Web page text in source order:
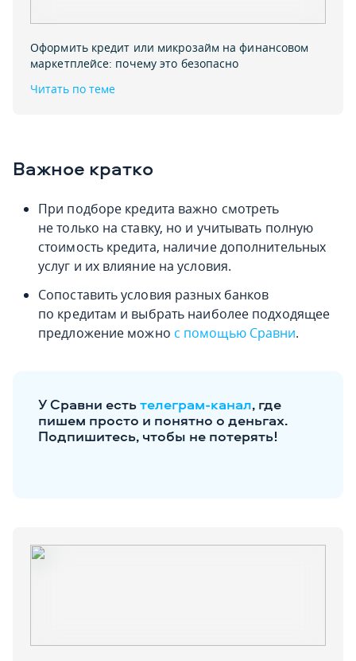
Оформить кредит или микрозайм на финансовом
маркетплейсе: почему это безопасно
Читать по теме
Важное кратко
При подборе кредита важно смотреть
не только на ставку, но и учитывать полную
стоимость кредита, наличие дополнительных
услуг и их влияние на условия.
Сопоставить условия разных банков
по кредитам и выбрать наиболее подходящее
предложение можно с помощью Сравни.
У Сравни естьтелеграм-канал, где
пишем просто и понятно о деньгах.
Подпишитесь, чтобы не потерять!